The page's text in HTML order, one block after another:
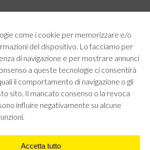
come i cookie per memorizzare e/o
del dispositivo. Lo facciamo per
di navigazione e per mostrare annunci
a queste tecnologie ci consentirà
il comportamento di navigazione o gli
sito. Il mancato consenso o la revoca
influire negativamente su alcune
Accetta tutto
POLICY COOKIE POLICY